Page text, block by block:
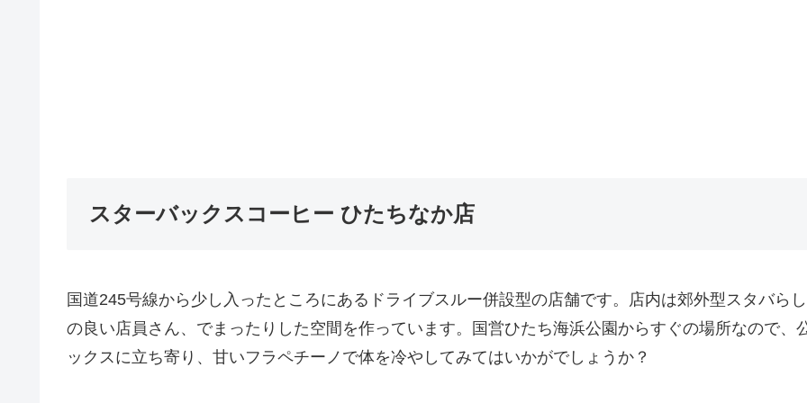
スターバックスコーヒー ひたちなか店
国道245号線から少し入ったところにあるドライブスルー併設型の店舗です。店内は郊外型スタバら
の良い店員さん、でまったりした空間を作っています。国営ひたち海浜公園からすぐの場所なので
ックスに立ち寄り、甘いフラペチーノで体を冷やしてみてはいかがでしょうか？